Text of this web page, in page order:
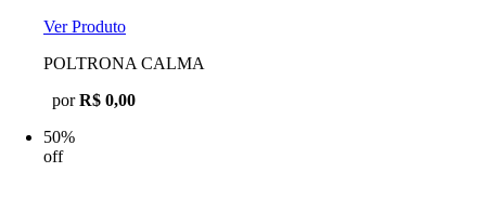
Ver Produto
POLTRONA CALMA
porR$ 0,00
50%
off